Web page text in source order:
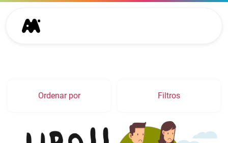
Ordenar por Filtros